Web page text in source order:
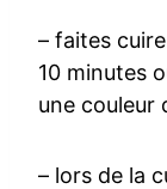
– faites
10 minutes
une couleur
– lors de la